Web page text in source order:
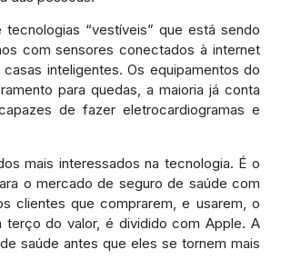
“vestíveis” que está sendo
com sensores conectados à internet
inteligentes. Os equipamentos do
para quedas, a maioria já conta
de fazer eletrocardiogramas e
mais interessados na tecnologia. É o
o mercado de seguro de saúde com
clientes que comprarem, e usarem, o
terço do valor, é dividido com Apple. A
saúde antes que eles se tornem mais